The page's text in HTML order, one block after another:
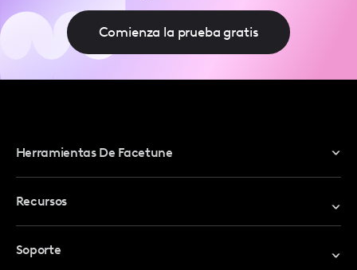
Comienza la prueba gratis
Herramientas De Facetune
Recursos
Soporte